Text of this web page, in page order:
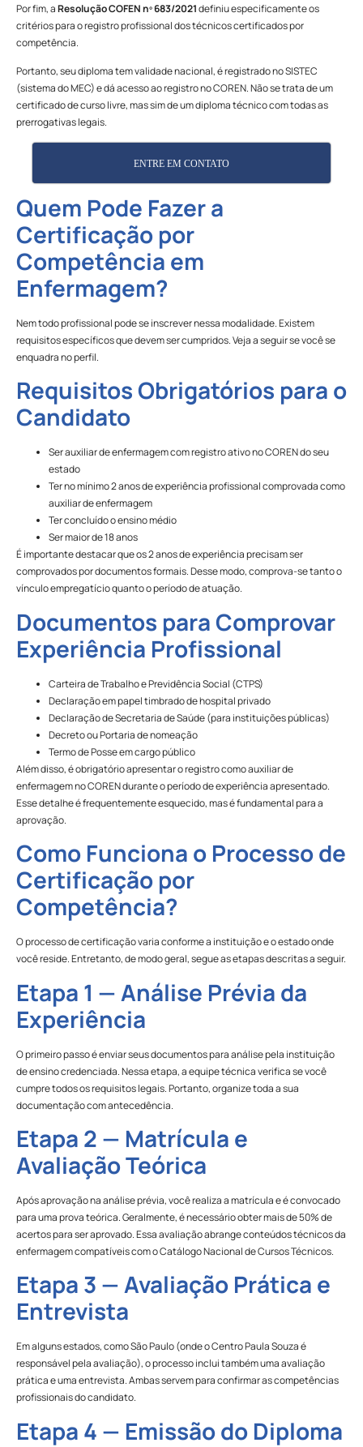
Por fim, aResolução COFEN nº 683/2021definiu especificamente os
critérios para o registro profissional dos técnicos certificados por
competência.
Portanto, seu diploma tem validade nacional, é registrado no SISTEC
(sistema do MEC) e dá acesso ao registro no COREN. Não se trata de um
certificado de curso livre, mas sim de um diploma técnico com todas as
prerrogativas legais.
ENTRE EM CONTATO
Quem Pode Fazer a
Certificação por
Competência em
Enfermagem?
Nem todo profissional pode se inscrever nessa modalidade. Existem
requisitos específicos que devem ser cumpridos. Veja a seguir se você se
enquadra no perfil.
Requisitos Obrigatórios para o
Candidato
Ser auxiliar de enfermagem com registro ativo no COREN do seu
estado
Ter no mínimo 2 anos de experiência profissional comprovada como
auxiliar de enfermagem
Ter concluído o ensino médio
Ser maior de 18 anos
É importante destacar que os 2 anos de experiência precisam ser
comprovados por documentos formais. Desse modo, comprova-se tanto o
vínculo empregatício quanto o período de atuação.
Documentos para Comprovar
Experiência Profissional
Carteira de Trabalho e Previdência Social (CTPS)
Declaração em papel timbrado de hospital privado
Declaração de Secretaria de Saúde (para instituições públicas)
Decreto ou Portaria de nomeação
Termo de Posse em cargo público
Além disso, é obrigatório apresentar o registro como auxiliar de
enfermagem no COREN durante o período de experiência apresentado.
Esse detalhe é frequentemente esquecido, mas é fundamental para a
aprovação.
Como Funciona o Processo de
Certificação por
Competência?
O processo de certificação varia conforme a instituição e o estado onde
você reside. Entretanto, de modo geral, segue as etapas descritas a seguir.
Etapa 1 — Análise Prévia da
Experiência
O primeiro passo é enviar seus documentos para análise pela instituição
de ensino credenciada. Nessa etapa, a equipe técnica verifica se você
cumpre todos os requisitos legais. Portanto, organize toda a sua
documentação com antecedência.
Etapa 2 — Matrícula e
Avaliação Teórica
Após aprovação na análise prévia, você realiza a matrícula e é convocado
para uma prova teórica. Geralmente, é necessário obter mais de 50% de
acertos para ser aprovado. Essa avaliação abrange conteúdos técnicos da
enfermagem compatíveis com o Catálogo Nacional de Cursos Técnicos.
Etapa 3 — Avaliação Prática e
Entrevista
Em alguns estados, como São Paulo (onde o Centro Paula Souza é
responsável pela avaliação), o processo inclui também uma avaliação
prática e uma entrevista. Ambas servem para confirmar as competências
profissionais do candidato.
Etapa 4 — Emissão do Diploma